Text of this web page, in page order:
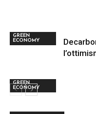
GREEN
ECONOMY
GREEN
ECONOMY